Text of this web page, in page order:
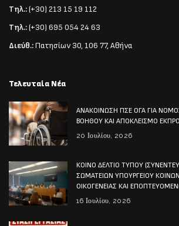
Τηλ.:(+30) 213 15 19 112
Τηλ.:(+30) 695 054 24 63
Διεύθ.:Πατησίων 30, 106 77, Αθήνα
Τελευταία Νέα
ΑΝΑΚΟΙΝΩΣΗ ΠΣΕ ΟΓΑ ΓΙΑ
ΒΟΗΘΟΥ ΚΑΙ ΑΠΟΚΛΕΙΣΜΟ
20 Ιουλίου, 2026
ΚΟΙΝΟ ΔΕΛΤΙΟ ΤΥΠΟΥ
ΣΩΜΑΤΕΙΩΝ ΥΠΟΥΡΓΕΙΟΥ
ΟΙΚΟΓΕΝΕΙΑΣ ΚΑΙ
16 Ιουλίου, 2026